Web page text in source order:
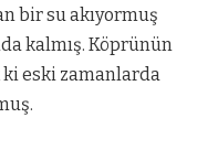
bir su akıyormuş
kalmış. Köprünün
ki eski zamanlarda